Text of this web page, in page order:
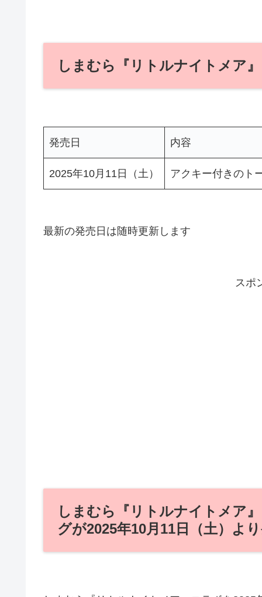
しまむら『リトルナイトメア
発売日 内容
2025年10月11日（土） アクキー付きのト
最新の発売日は随時更新します
スポ
しまむら『リトルナイトメア
グが2025年10月11日（土）よ